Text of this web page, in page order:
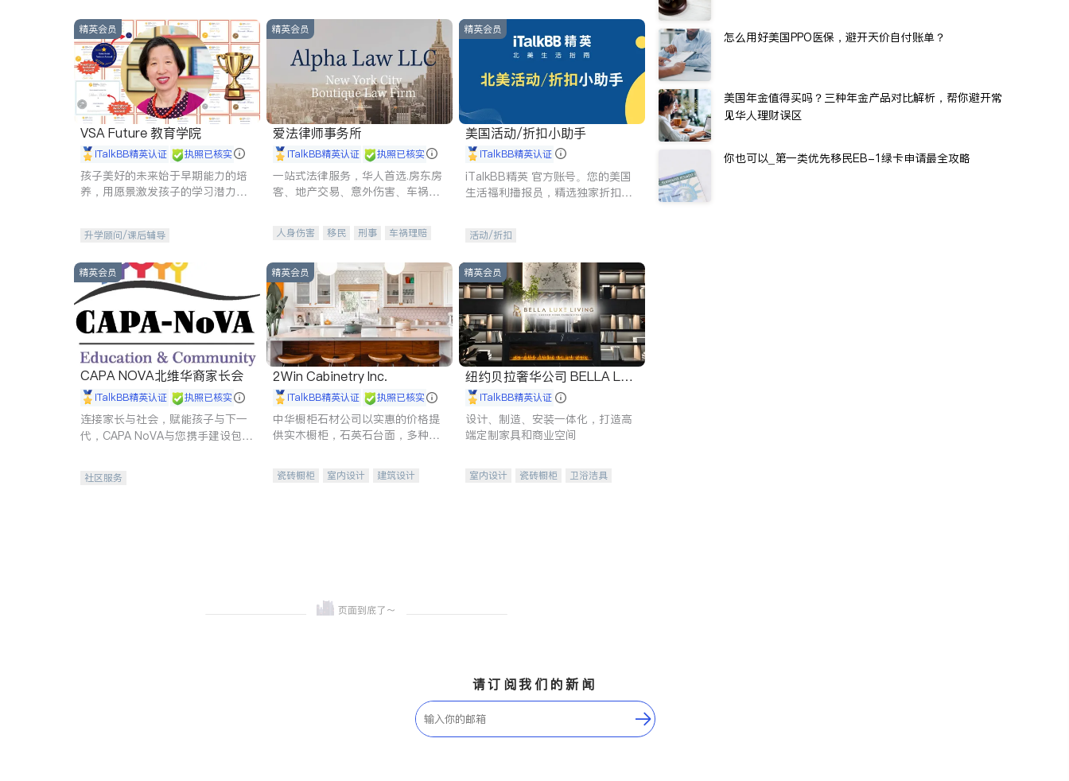
精英会员
VSA Future 教育学院
iTalkBB精英认证 执照已核实
孩子美好的未来始于早期能力的培
养，用愿景激发孩子的学习潜力和
升学顾问/课后辅导
精英会员
爱法律师事务所
iTalkBB精英认证 执照已核实
一站式法律服务，华人首选.房东房
客、地产交易、意外伤害、车祸重
人身伤害 移民 刑事
车祸理赔
商标注册
索赔 律师-其它 保释
精英会员
美国活动/折扣小助手
iTalkBB精英认证
iTalkBB精英 官方账号。您的美国
生活福利播报员，精选独家折扣、
活动/折扣
精英会员
CAPA NOVA北维华裔家长会
iTalkBB精英认证 执照已核实
连接家长与社会，赋能孩子与下一
代，CAPA NoVA与您携手建设包
社区服务
精英会员
2Win Cabinetry Inc.
iTalkBB精英认证 执照已核实
中华橱柜石材公司以实惠的价格提
供实木橱柜，石英石台面，多种优
机。品质厨房，家的选择。
瓷砖橱柜 室内设计
建筑设计
精英会员
纽约贝拉奢华公司 BELLA LUX
E iTalkBB精英认证
设计、制造、安装一体化，打造高
端定制家具和商业空间
室内设计 瓷砖橱柜
卫浴洁具
怎么用好美国PPO医保，避开天价自付账单？
美国年金值得买吗？三种年金产品对比解析，帮你避开常
见华人理财误区
你也可以_第一类优先移民EB-1绿卡申请最全攻略
请订阅我们的新闻